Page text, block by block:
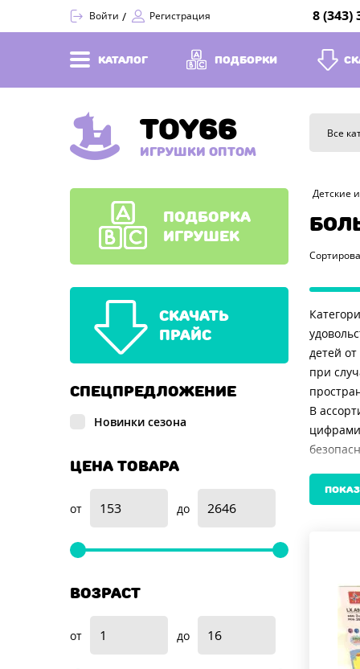
Войти Регистрация 8 (343)
КАТАЛОГ ПОДБОРКИ
TOY66
ИГРУШКИ ОПТОМ
Все
Детские
детей
при
В
Особое
Цена
ПОДБОРКА
ИГРУШЕК
СКАЧАТЬ
ПРАЙС
СПЕЦПРЕДЛОЖЕНИЕ
Новинки сезона
ЦЕНА ТОВАРА
от до
ВОЗРАСТ
от до